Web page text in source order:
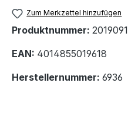
Zum Merkzettel hinzufügen
Produktnummer:
EAN: 4014855019618
Herstellernummer: 6936